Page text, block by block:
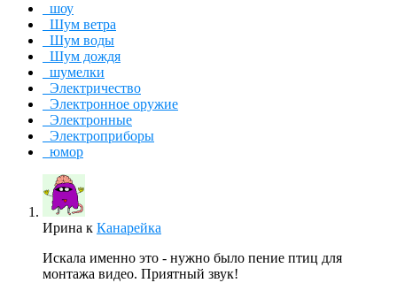
шоу
Шум ветра
Шум воды
Шум дождя
шумелки
Электричество
Электронное оружие
Электронные
Электроприборы
юмор
Ирина к Канарейка
Искала именно это - нужно было пение птиц для
монтажа видео. Приятный звук!